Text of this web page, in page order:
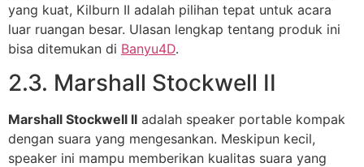
yang kuat, Kilburn II adalah pilihan tepat untuk acara
luar ruangan besar. Ulasan lengkap tentang produk ini
bisa ditemukan di Banyu4D.
2.3. Marshall Stockwell II
Marshall Stockwell II adalah speaker portable kompak
dengan suara yang mengesankan. Meskipun kecil,
speaker ini mampu memberikan kualitas suara yang